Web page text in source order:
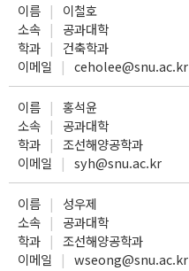
이름
이철호
소속
공과대학
학과
건축학과
이메일
ceholee@snu.ac.kr
이름
홍석윤
소속
공과대학
학과
조선해양공학과
이메일
syh@snu.ac.kr
이름
성우제
소속
공과대학
학과
조선해양공학과
이메일
wseong@snu.ac.kr